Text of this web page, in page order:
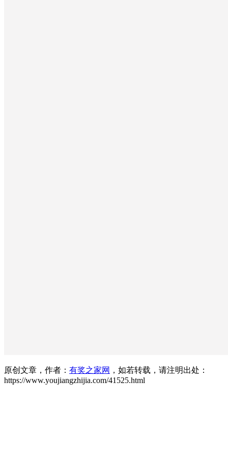
原创文章，作者： 有奖之家网 ，如若转载，请注明出处：
https://www.youjiangzhijia.com/41525.html